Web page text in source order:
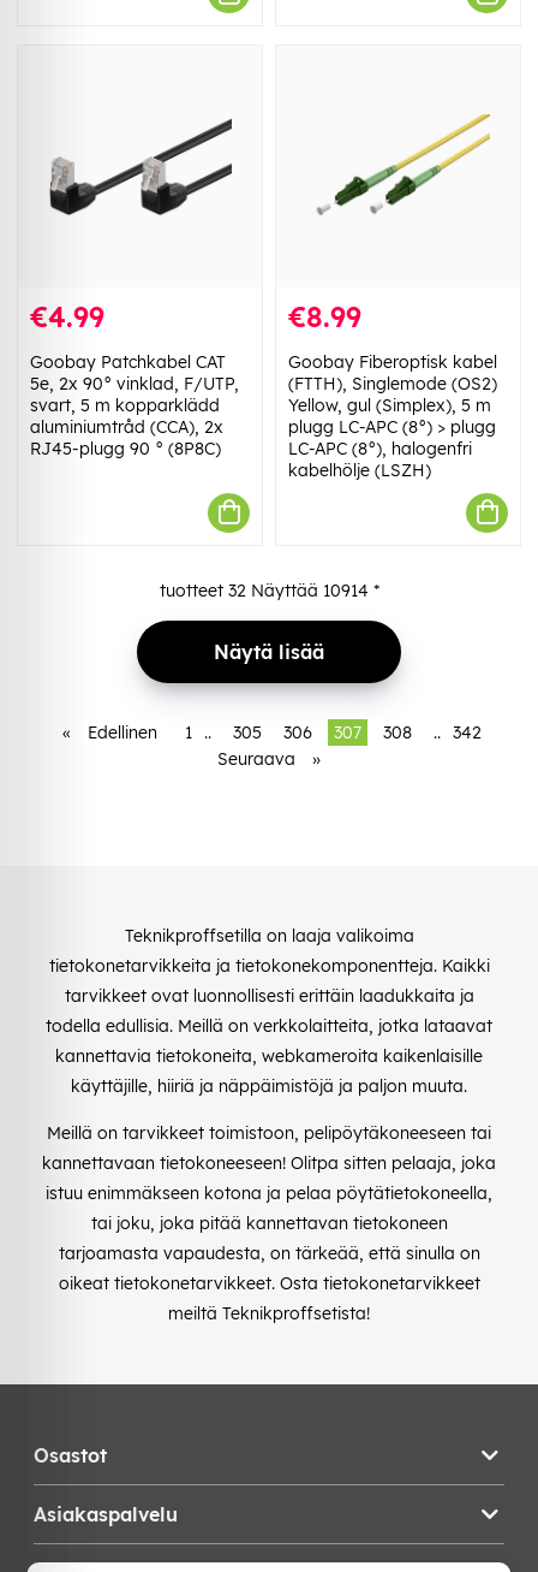
€4.99
Goobay Patchkabel CAT
5e, 2x 90° vinklad, F/UTP,
svart, 5 m kopparklädd
aluminiumtråd (CCA), 2x
RJ45-plugg 90 ° (8P8C)
€8.99
Goobay Fiberoptisk kabel
(FTTH), Singlemode (OS2)
Yellow, gul (Simplex), 5 m
plugg LC-APC (8°) > plugg
LC-APC (8°), halogenfri
kabelhölje (LSZH)
tuotteet 32Näyttää 10914 *
Näytä lisää
« Edellinen 1 .. 305 306 307 308 .. 342
Seuraava
»
Teknikproffsetilla on laaja valikoima
tietokonetarvikkeita ja tietokonekomponentteja. Kaikki
tarvikkeet ovat luonnollisesti erittäin laadukkaita ja
todella edullisia. Meillä on verkkolaitteita, jotka lataavat
kannettavia tietokoneita, webkameroita kaikenlaisille
käyttäjille, hiiriä ja näppäimistöjä ja paljon muuta.
Meillä on tarvikkeet toimistoon, pelipöytäkoneeseen tai
kannettavaan tietokoneeseen! Olitpa sitten pelaaja, joka
istuu enimmäkseen kotona ja pelaa pöytätietokoneella,
tai joku, joka pitää kannettavan tietokoneen
tarjoamasta vapaudesta, on tärkeää, että sinulla on
oikeat tietokonetarvikkeet. Osta tietokonetarvikkeet
meiltä Teknikproffsetista!
Osastot
Asiakaspalvelu